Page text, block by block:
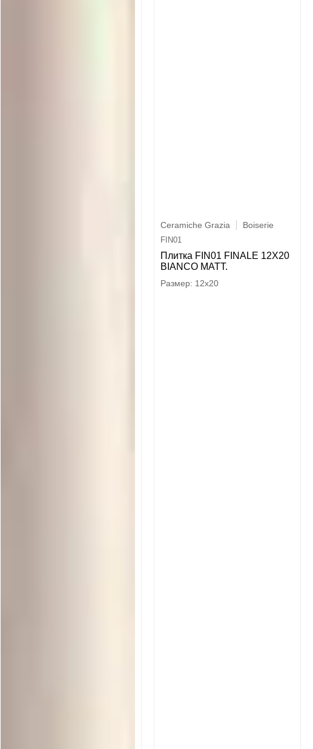
Ceramiche Grazia Boiserie
FIN01
Плитка FIN01 FINALE 12X20
BIANCO MATT.
12x20